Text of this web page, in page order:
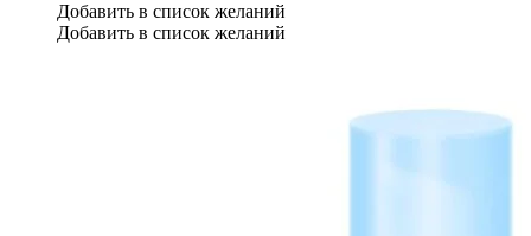
Добавить в список желаний
Добавить в список желаний